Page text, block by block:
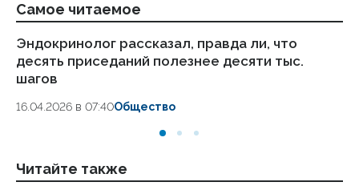
Самое читаемое
Эндокринолог рассказал, правда ли, что
десять приседаний полезнее десяти тыс.
шагов
16.04.2026 в 07:40Общество
Читайте также